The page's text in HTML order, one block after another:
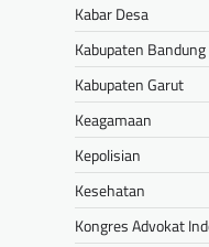
Kabar Desa
Kabupaten
Kabupaten Garut
Keagamaan
Kepolisian
Kesehatan
Kongres Advokat